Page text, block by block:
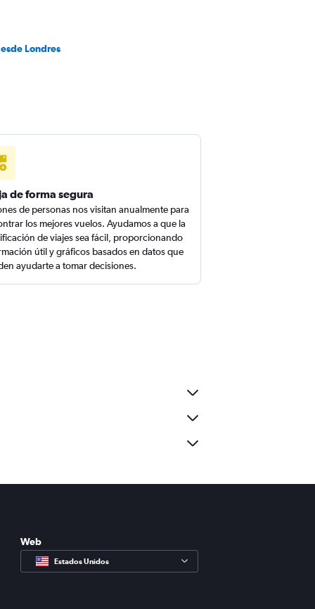
Londres
de forma segura
de personas nos visitan anualmente para
los mejores vuelos. Ayudamos a que la
de viajes sea fácil, proporcionando
útil y gráficos basados en datos que
ayudarte a tomar decisiones.
Web
Estados Unidos